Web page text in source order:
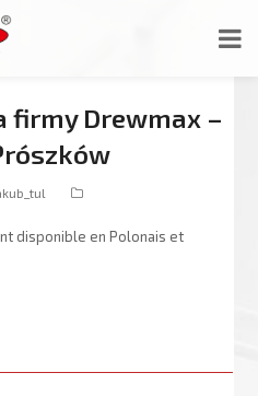
firmy Drewmax –
disponible en Polonais et